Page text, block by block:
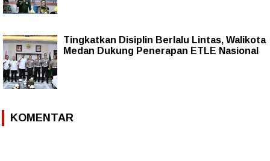
Tingkatkan Disiplin Berlalu Lintas, Walikota
Medan Dukung Penerapan ETLE Nasional
KOMENTAR